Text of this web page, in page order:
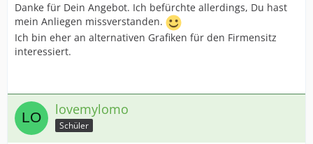
Interesting Question
I start all my games with the best HQ available
(Naturally).
Danke für Dein Angebot. Ich befürchte allerdings, Du hast
mein Anliegen missverstanden.
Ich bin eher an alternativen Grafiken für den Firmensitz
interessiert.
lovemylomo
Schüler